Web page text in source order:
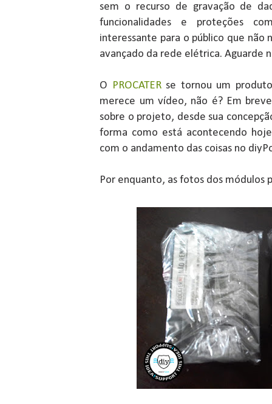
sem o recurso de gravação de
funcionalidades e proteções
interessante para o público que não
avançado da rede elétrica. Aguarde
O PROCATER se tornou um
merece um vídeo, não é? Em
sobre o projeto, desde sua
forma como está acontecendo
com o andamento das coisas no
Por enquanto, as fotos dos módulos